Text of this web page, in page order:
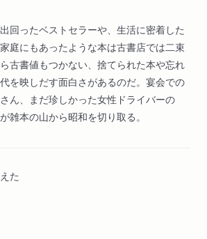
回ったベストセラーや、生活に密着した
庭にもあったような本は古書店では二束
古書値もつかない、捨てられた本や忘れ
を映しだす面白さがあるのだ。宴会での
ん、まだ珍しかった女性ドライバーの
雑本の山から昭和を切り取る。
た